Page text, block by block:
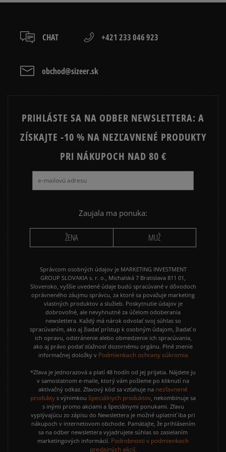
kartou,
CHAT +421 233 046 923
obchod@sizeer.sk
PRIHLÁSTE SA NA ODBER NEWSLETTERA: A
ZÍSKAJTE -10 % NA NEZĽAVNENÉ PRODUKTY
PRI NÁKUPOCH NAD 80 €
Zaujala ma ponuka:
ŽENA MUŽ
Správcom osobných údajov je MARKETING INVESTMENT
GROUP SLOVAKIA s. r. o., Michalská 7 Bratislava 811 01,
Slovensko, vyššie uvedené údaje budú spracúvané v dôvodoch
oprávneného záujmu správcu, za ktoré sa považuje marketing
vlastných produktov a služieb. Poskytnutie údajov je
dobrovoľné, ale nevyhnutné za účelom odoberania
newslettera. Každý má nárok odvolať svoj súhlas so
spracúvaním, ako aj žiadať prístup k osobným údajom, žiadať o
ich opravu, odstránenie alebo obmedzenie ich spracúvania,
ako aj právo podať sťažnosť dozornému orgánu. Plné znenie
informačnej doložky v Podmienkach ochrany súkromia
*Zľava je jednorazová a platí 48 hodín od jej prijatia. Nájdete ju
v samostatnom e-maile, ktorý vám pošleme po kliknutí na
aktivačný odkaz. Zľavový kód sa vzťahuje na nezľavnené
produkty s výnimkou špeciálnych produktov, nekombinuje sa
s inými promo akciami a špeciálnymi ponukami. Zľavu
vyplývajúcu zo zápisu do Newslettera je možné uplatniť iba pri
nákupoch v internetovom obchode. Pamätajte, že prihlásením
sa na odber newslettera vyjadrujete súhlas so zasielaním
marketingových informácií. Podrobnosti v podmienkach
predajných akcií.